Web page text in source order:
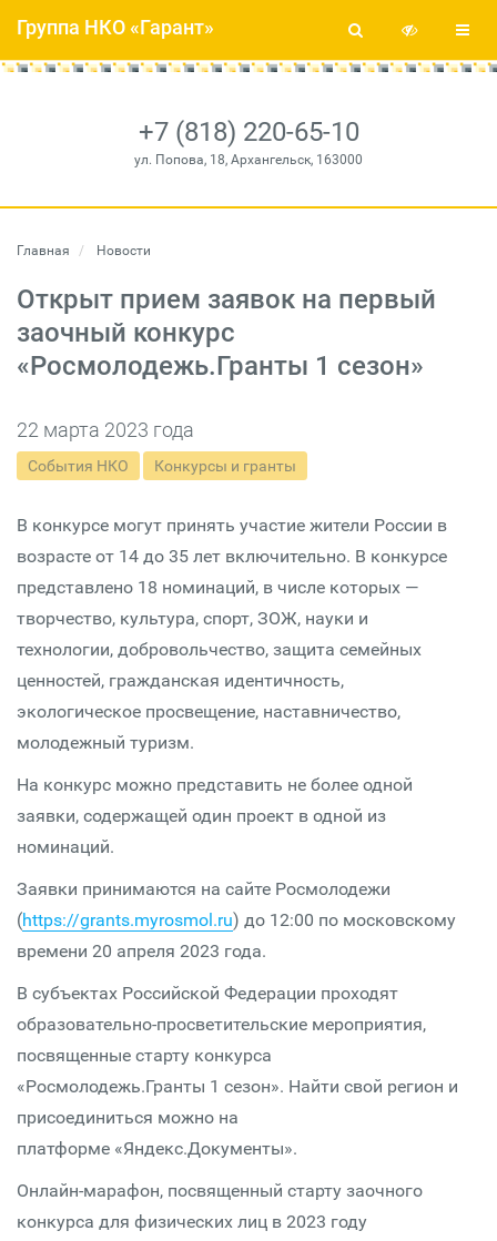
+7 (818) 220-65-10
ул. Попова, 18, Архангельск, 163000
Группа НКО «Гарант»
Главная Новости
Открыт прием заявок на первый
заочный конкурс
«Росмолодежь.Гранты 1 сезон»
22 марта 2023 года
События НКО Конкурсы и гранты
В конкурсе могут принять участие жители России в
возрасте от 14 до 35 лет включительно. В конкурсе
представлено 18 номинаций, в числе которых —
творчество, культура, спорт, ЗОЖ, науки и
технологии, добровольчество, защита семейных
ценностей, гражданская идентичность,
экологическое просвещение, наставничество,
молодежный туризм.
На конкурс можно представить не более одной
заявки, содержащей один проект в одной из
номинаций.
Заявки принимаются на сайте Росмолодежи
(https://grants.myrosmol.ru) до 12:00 по московскому
времени 20 апреля 2023 года.
В субъектах Российской Федерации проходят
образовательно-просветительские мероприятия,
посвященные старту конкурса
«Росмолодежь.Гранты 1 сезон». Найти свой регион и
присоединиться можно на
платформе «Яндекс.Документы».
Онлайн-марафон, посвященный старту заочного
конкурса для физических лиц в 2023 году